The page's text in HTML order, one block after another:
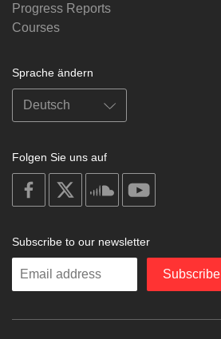
Progress Reports
Courses
Sprache ändern
Folgen Sie uns auf
on
facebook
soundcloud
Subscribe to our newsletter
Enter
Subscribe